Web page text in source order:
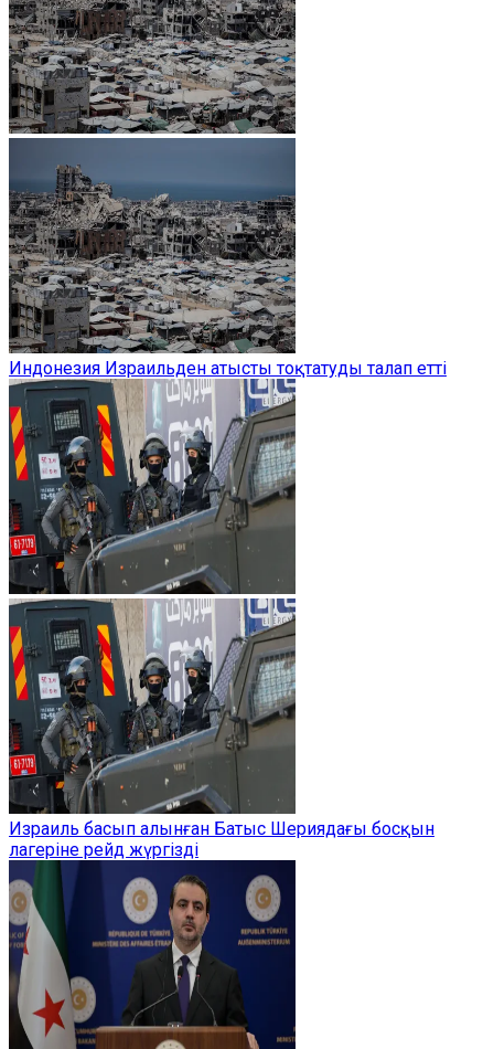
Индонезия Израильден атысты тоқтатуды талап етті
Израиль басып алынған Батыс Шериядағы босқын
лагеріне рейд жүргізді